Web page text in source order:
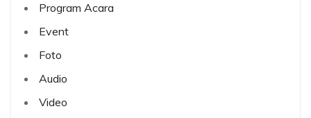
Program Acara
Event
Foto
Audio
Video